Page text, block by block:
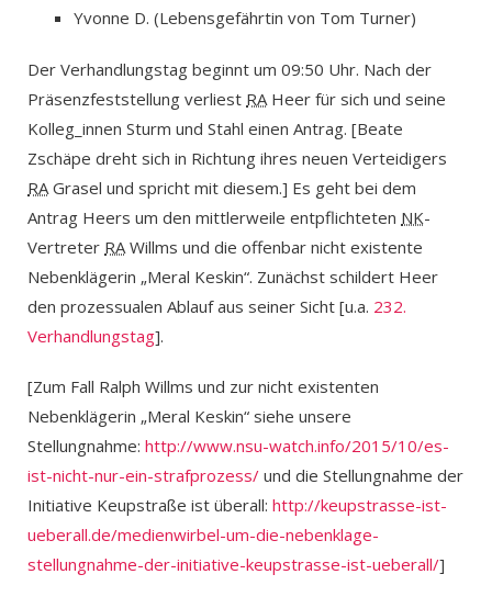
Yvonne D. (Lebensgefährtin von Tom Turner)
Der Verhandlungstag beginnt um 09:50 Uhr. Nach der
Präsenzfeststellung verliest RA Heer für sich und seine
Kolleg_innen Sturm und Stahl einen Antrag. [Beate
Zschäpe dreht sich in Richtung ihres neuen Verteidigers
RA Grasel und spricht mit diesem.] Es geht bei dem
Antrag Heers um den mittlerweile entpflichteten NK-
Vertreter RA Willms und die offenbar nicht existente
Nebenklägerin „Meral Keskin“. Zunächst schildert Heer
den prozessualen Ablauf aus seiner Sicht [u.a. 232.
Verhandlungstag].
[Zum Fall Ralph Willms und zur nicht existenten
Nebenklägerin „Meral Keskin“ siehe unsere
Stellungnahme: http://www.nsu-watch.info/2015/10/es-
ist-nicht-nur-ein-strafprozess/ und die Stellungnahme der
Initiative Keupstraße ist überall: http://keupstrasse-ist-
ueberall.de/medienwirbel-um-die-nebenklage-
stellungnahme-der-initiative-keupstrasse-ist-ueberall/]